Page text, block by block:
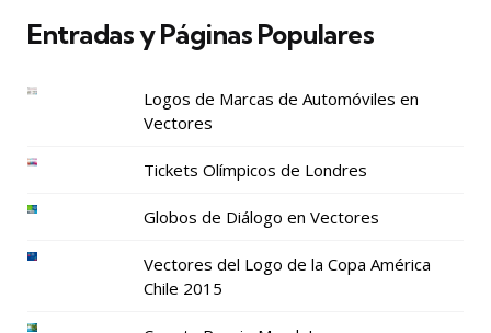
Entradas y Páginas Populares
Logos de Marcas de Automóviles en
Vectores
Tickets Olímpicos de Londres
Globos de Diálogo en Vectores
Vectores del Logo de la Copa América
Chile 2015